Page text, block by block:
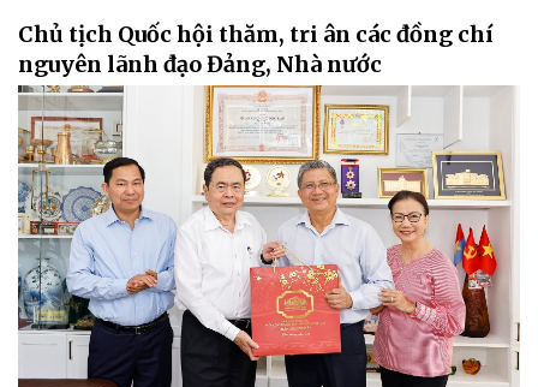
Chủ tịch Quốc hội thăm, tri ân các đồng chí
nguyên lãnh đạo Đảng, Nhà nước